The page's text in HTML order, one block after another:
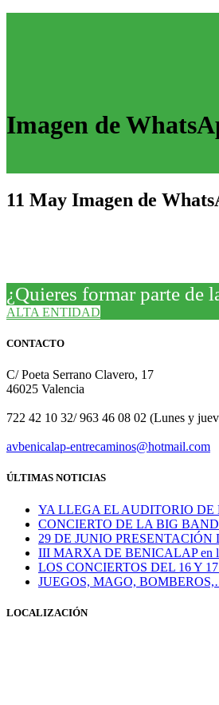
Imagen de
11 May Imagen de
¿Quieres formar parte de
ALTA ENTIDAD
CONTACTO
C/ Poeta Serrano Clavero, 17
46025 Valencia
722 42 10 32/ 963 46 08 02 (Lunes y
avbenicalap-entrecaminos@hotmail.com
ÚLTIMAS NOTICIAS
YA LLEGA EL AUDITORIO
CONCIERTO DE LA BIG
29 DE JUNIO
III MARXA DE BENICALAP en la
LOS CONCIERTOS DEL 16 Y
JUEGOS, MAGO,
LOCALIZACIÓN